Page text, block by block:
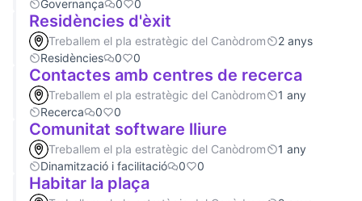
Governança
0 0
Residències d'èxit
Treballem el pla estratègic del Canòdrom
2 anys
Residències
0 0
Contactes amb centres de recerca
Treballem el pla estratègic del Canòdrom
1 any
Recerca
0 0
Comunitat software lliure
Treballem el pla estratègic del Canòdrom
1 any
Dinamització i facilitació
0 0
Habitar la plaça